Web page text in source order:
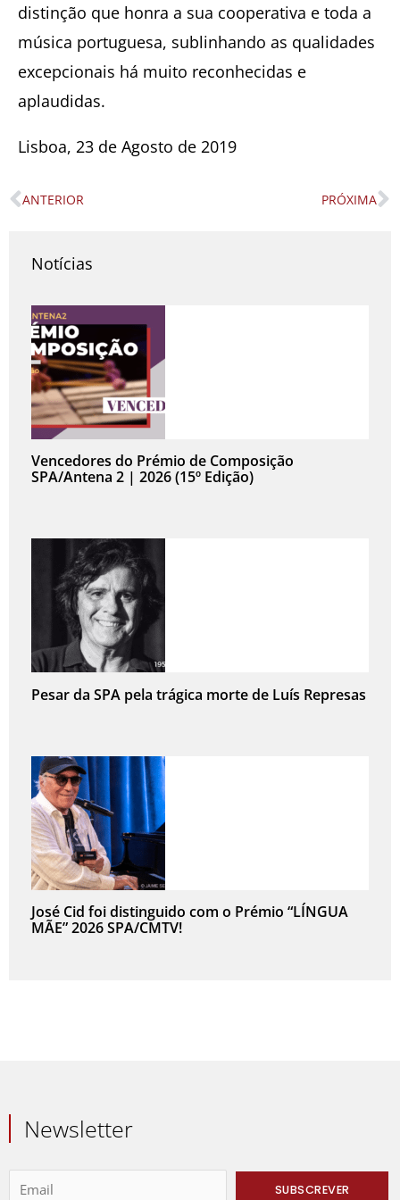
distinção que honra a sua cooperativa e toda a
música portuguesa, sublinhando as qualidades
excepcionais há muito reconhecidas e
aplaudidas.
Lisboa, 23 de Agosto de 2019
Prev
ANTERIOR PRÓXIMA
Notícias
Vencedores do Prémio de Composição
SPA/Antena 2 | 2026 (15º Edição)
Pesar da SPA pela trágica morte de Luís Represas
José Cid foi distinguido com o Prémio “LÍNGUA
MÃE” 2026 SPA/CMTV!
Newsletter